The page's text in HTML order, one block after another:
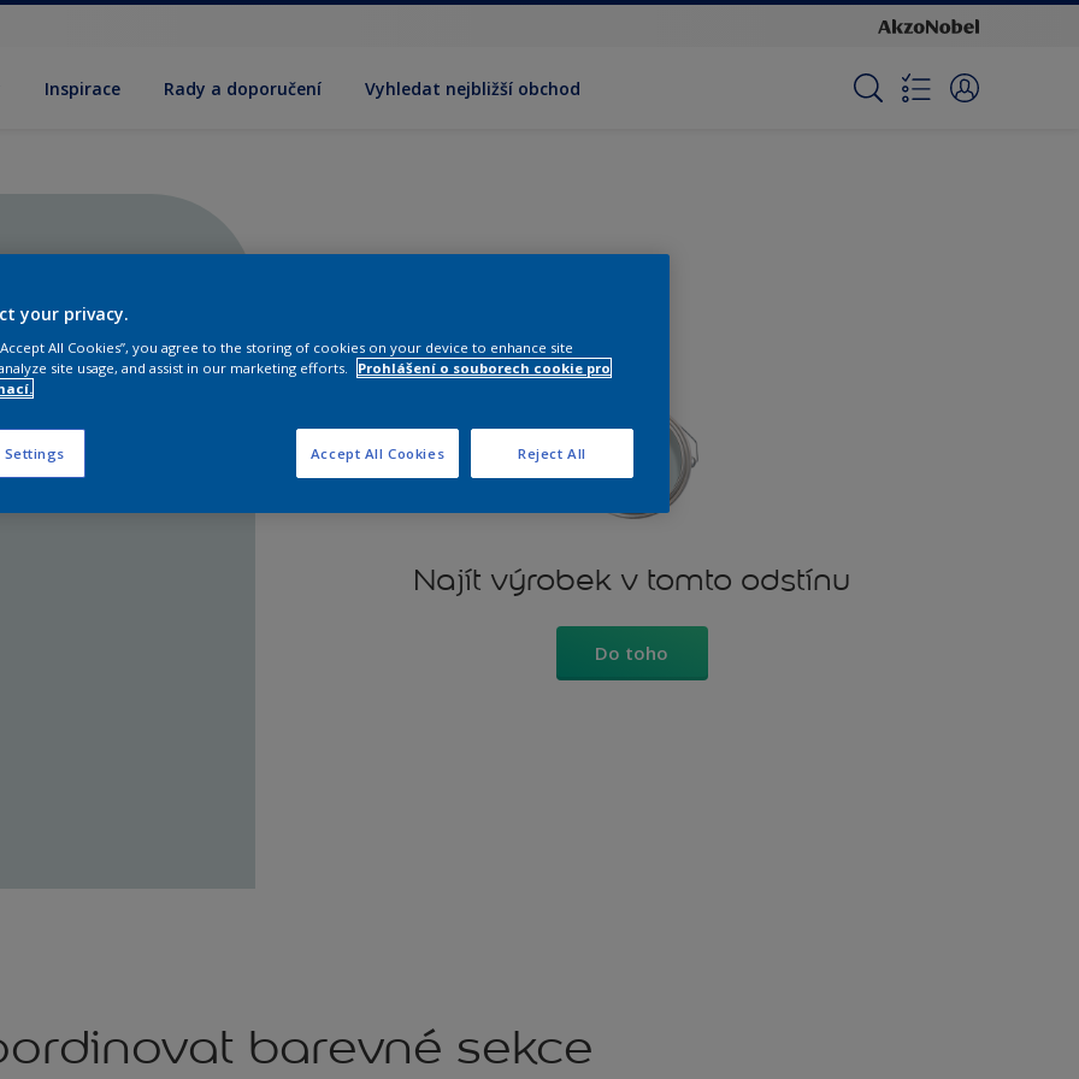
Inspirace Rady a doporučení Vyhledat nejbližší obchod
Najít výrobek v tomto odstínu
Do toho
barevné sekce
your privacy.
All Cookies”, you agree to the storing of cookies on your device to enhance site
site usage, and assist in our marketing efforts.
Prohlášení o souborech cookie pro
Settings Reject All
Accept All Cookies